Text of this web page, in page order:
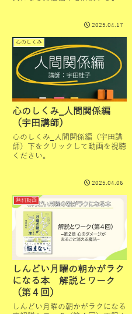
2025.04.17
心のしくみ
心のしくみ_人間関係編
（宇田講師）
心のしくみ_人間関係編（宇田講
師）下をクリックして動画を視聴
ください。
2025.04.06
無料動画
しんどい月曜の朝かがラク
になる本 解説とワーク
（第４回）
しんどい月曜の朝かがラクになる